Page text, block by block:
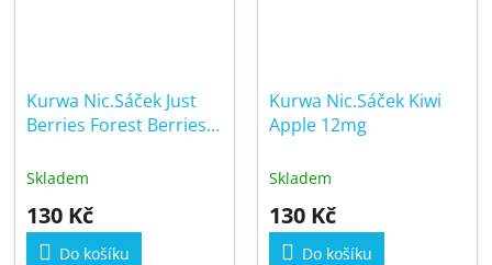
Kurwa Nic.Sáček Just
Berries Forest Berries
Skladem
130 Kč
Do košíku
Kurwa Nic.Sáček Kiwi
Apple 12mg
Skladem
130 Kč
Do košíku